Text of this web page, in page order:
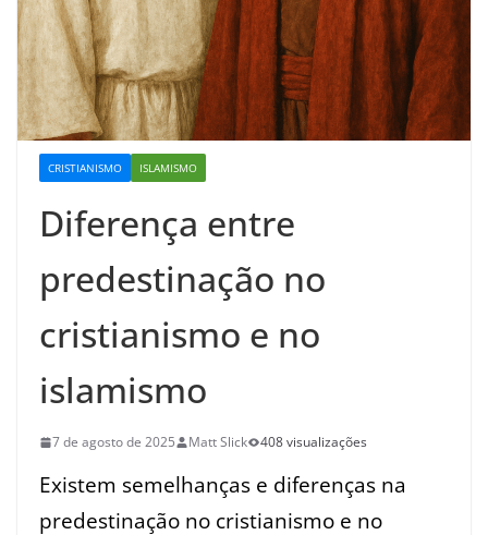
CRISTIANISMO ISLAMISMO
Diferença entre
predestinação no
cristianismo e no
islamismo
7 de agosto de 2025 Matt Slick 408 visualizações
Existem semelhanças e diferenças na
predestinação no cristianismo e no